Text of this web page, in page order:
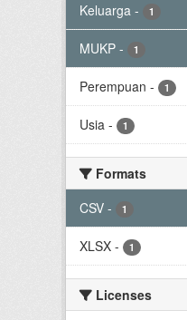
Keluarga - 1
MUKP - 1
Perempuan - 1
Usia - 1
Formats
CSV - 1
XLSX - 1
Licenses